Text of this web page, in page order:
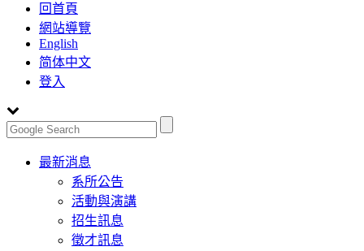
回首頁
網站導覽
English
简体中文
登入
Toggle
navigation
最新消息
系所公告
活動與演講
招生訊息
徵才訊息